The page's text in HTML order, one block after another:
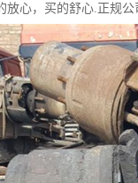
放心，买的舒心.正规